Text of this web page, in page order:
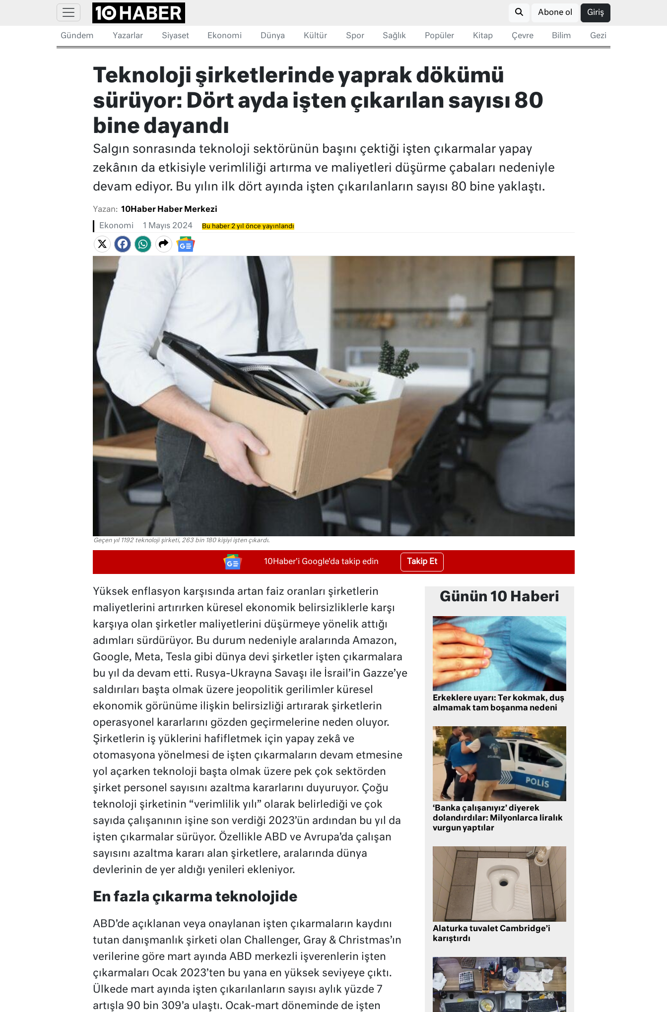
Abone ol Giriş
Gündem Yazarlar Siyaset Ekonomi Dünya Kültür Spor Sağlık Popüler Kitap Çevre Bilim Gezi
Teknoloji şirketlerinde yaprak dökümü
sürüyor: Dört ayda işten çıkarılan sayısı 80
bine dayandı
Salgın sonrasında teknoloji sektörünün başını çektiği işten çıkarmalar yapay
zekânın da etkisiyle verimliliği artırma ve maliyetleri düşürme çabaları nedeniyle
devam ediyor. Bu yılın ilk dört ayında işten çıkarılanların sayısı 80 bine yaklaştı.
Yazan: 10Haber Haber Merkezi
Ekonomi 1 Mayıs 2024 Bu haber 2 yıl önce yayınlandı
Geçen yıl 1192 teknoloji şirketi, 263 bin 180 kişiyi işten çıkardı.
10Haber'i Google'da takip edin Takip Et
Yüksek enflasyon karşısında artan faiz oranları şirketlerin
maliyetlerini artırırken küresel ekonomik belirsizliklerle karşı
karşıya olan şirketler maliyetlerini düşürmeye yönelik attığı
adımları sürdürüyor. Bu durum nedeniyle aralarında Amazon,
Google, Meta, Tesla gibi dünya devi şirketler işten çıkarmalara
bu yıl da devam etti. Rusya-Ukrayna Savaşı ile İsrail’in Gazze’ye
saldırıları başta olmak üzere jeopolitik gerilimler küresel
ekonomik görünüme ilişkin belirsizliği artırarak şirketlerin
operasyonel kararlarını gözden geçirmelerine neden oluyor.
Şirketlerin iş yüklerini hafifletmek için yapay zekâ ve
otomasyona yönelmesi de işten çıkarmaların devam etmesine
yol açarken teknoloji başta olmak üzere pek çok sektörden
şirket personel sayısını azaltma kararlarını duyuruyor. Çoğu
teknoloji şirketinin “verimlilik yılı” olarak belirlediği ve çok
sayıda çalışanının işine son verdiği 2023’ün ardından bu yıl da
işten çıkarmalar sürüyor. Özellikle ABD ve Avrupa’da çalışan
sayısını azaltma kararı alan şirketlere, aralarında dünya
devlerinin de yer aldığı yenileri ekleniyor.
En fazla çıkarma teknolojide
ABD’de açıklanan veya onaylanan işten çıkarmaların kaydını
tutan danışmanlık şirketi olan Challenger, Gray & Christmas’ın
verilerine göre mart ayında ABD merkezli işverenlerin işten
çıkarmaları Ocak 2023’ten bu yana en yüksek seviyeye çıktı.
Ülkede mart ayında işten çıkarılanların sayısı aylık yüzde 7
artışla 90 bin 309’a ulaştı. Ocak-mart döneminde de işten
Günün 10 Haberi
Erkeklere uyarı: Ter kokmak, duş
almamak tam boşanma nedeni
‘Banka çalışanıyız’ diyerek
dolandırdılar: Milyonlarca liralık
vurgun yaptılar
Alaturka tuvalet Cambridge’i
karıştırdı